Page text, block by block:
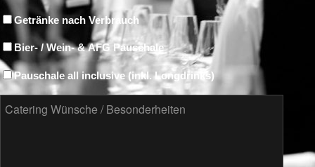
Getränke nach Verbrauch
Bier- / Wein- & AFG Pauschale
Pauschale all inclusive (inkl. Longdrinks)